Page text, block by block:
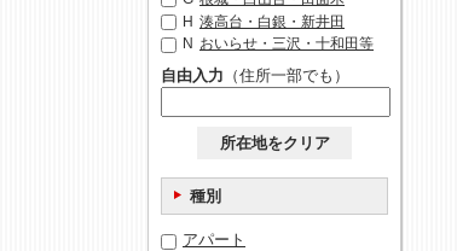
H 湊高台・白銀・新井田
N おいらせ・三沢・十和田等
自由入力 （住所一部でも）
所在地をクリア
種別
アパート